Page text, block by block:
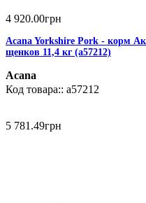
4 920.00грн
Acana Yorkshire Pork - корм
щенков 11,4 кг (a57212)
Acana
a57212
5 781 .49грн